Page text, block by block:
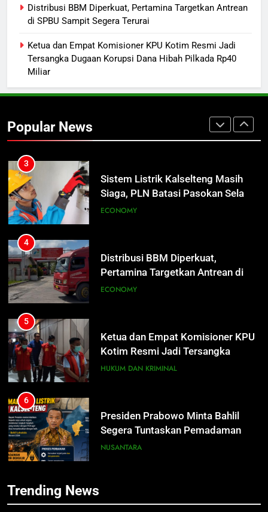
Distribusi BBM Diperkuat, Pertamina Targetkan Antrean
di SPBU Sampit Segera Terurai
Ketua dan Empat Komisioner KPU Kotim Resmi Jadi
Tersangka Dugaan Korupsi Dana Hibah Pilkada Rp40
Miliar
Popular News
1
Warga Geger, Seorang IRT Nekat
Hidup
REGION
Insiden Konsumen di SPBU
Pangkalan Bun Ditangani Cepat,
Pertamina Pastikan Pelayanan
Tetap Jalan
3
Sistem Listrik Kalselteng Masih
Siaga, PLN Batasi Pasokan Selama
7 Hari
ECONOMY
4
Distribusi BBM Diperkuat,
Pertamina Targetkan Antrean di
SPBU Sampit Segera Terurai
ECONOMY
5
Ketua dan Empat Komisioner KPU
Kotim Resmi Jadi Tersangka
Dugaan Korupsi Dana Hibah
HUKUM DAN KRIMINAL
6
Presiden Prabowo Minta Bahlil
Segera Tuntaskan Pemadaman
Listrik di Kalsel-Teng
NUSANTARA
Trending News
5
Ketua dan Empat Komisioner KPU
Kotim Resmi Jadi Tersangka
6